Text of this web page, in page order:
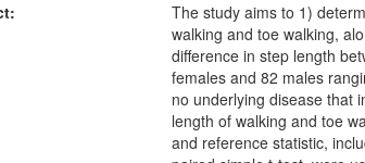
The study aims to 1)
walking and toe walking,
difference in step length
females and 82 males
no underlying disease that
length of walking and toe
and reference statistic,